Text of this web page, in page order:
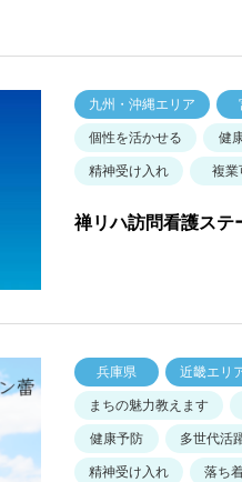
九州・沖縄エリア
個性を活かせる
健
精神受け入れ
複業
禅リハ訪問看護ステ
兵庫県
近畿エリ
まちの魅力教えます
健康予防
多世代活
精神受け入れ
落ち